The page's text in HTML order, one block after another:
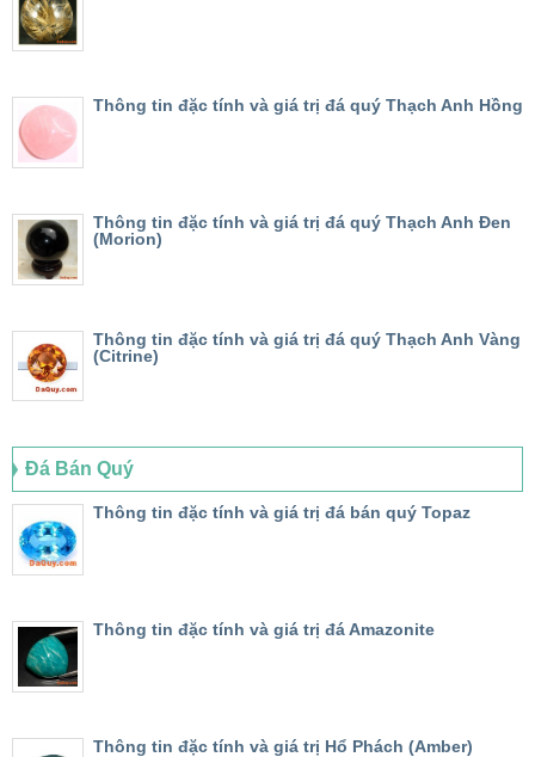
Thông tin đặc tính và giá trị đá quý Thạch Anh Hồng
Thông tin đặc tính và giá trị đá quý Thạch Anh Đen
(Morion)
Thông tin đặc tính và giá trị đá quý Thạch Anh Vàng
(Citrine)
Đá Bán Quý
Thông tin đặc tính và giá trị đá bán quý Topaz
Thông tin đặc tính và giá trị đá Amazonite
Thông tin đặc tính và giá trị Hổ Phách (Amber)